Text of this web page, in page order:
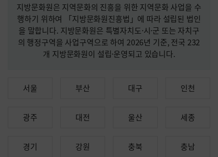
지방문화원은 지역문화의 진흥을 위한 지역문화 사업을 수
행하기 위하여 「지방문화원진흥법」에 따라 설립된 법인
을 말합니다. 지방문화원은 특별자치도·시·군 또는 자치구
의 행정구역을 사업구역으로 하여 2026년 기준, 전국 232
개 지방문화원이 설립·운영되고 있습니다.
서울 부산 대구 인천
광주 대전 울산 세종
경기 강원 충북 충남